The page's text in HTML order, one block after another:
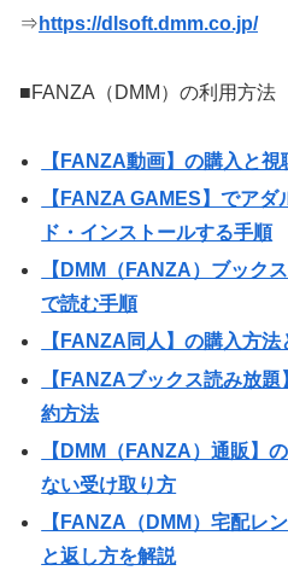
⇒ https://dlsoft.dmm.co.jp/
■FANZA（DMM）の利用方法
【FANZA動画】の購入と視
【FANZA GAMES】でア
ド・インストールする手順
【DMM（FANZA）ブック
で読む手順
【FANZA同人】の購入方
【FANZAブックス読み放
約方法
【DMM（FANZA）通販】
ない受け取り方
【FANZA（DMM）宅配レ
と返し方を解説